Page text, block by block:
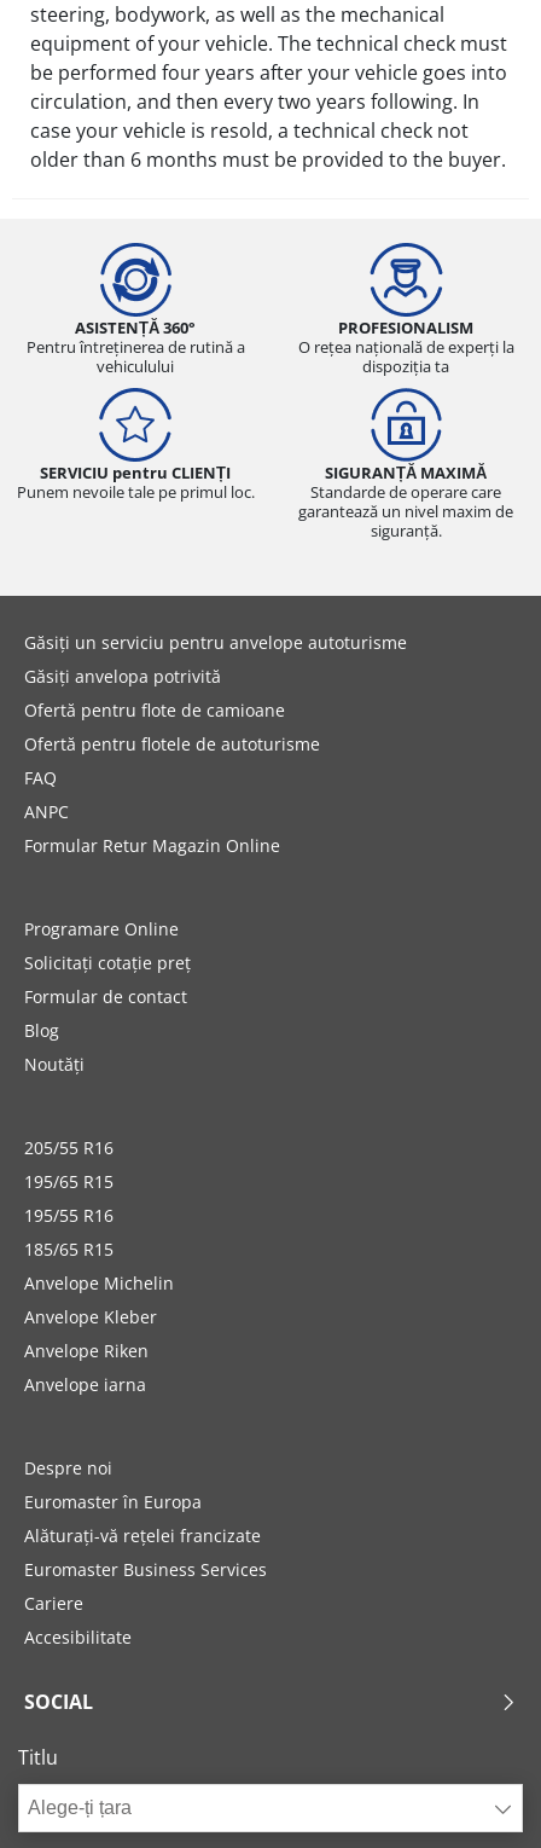
steering, bodywork, as well as the mechanical
equipment of your vehicle. The technical check must
be performed four years after your vehicle goes into
circulation, and then every two years following. In
case your vehicle is resold, a technical check not
older than 6 months must be provided to the buyer.
ASISTENȚĂ 360°
Pentru întreținerea de rutină a
vehiculului
PROFESIONALISM
O rețea națională de experți la
dispoziția ta
SERVICIU pentru CLIENȚI
Punem nevoile tale pe primul loc.
SIGURANȚĂ MAXIMĂ
Standarde de operare care
garantează un nivel maxim de
siguranță.
Găsiți un serviciu pentru anvelope autoturisme
Găsiți anvelopa potrivită
Ofertă pentru flote de camioane
Ofertă pentru flotele de autoturisme
FAQ
ANPC
Formular Retur Magazin Online
Programare Online
Solicitați cotație preț
Formular de contact
Blog
Noutăți
205/55 R16
195/65 R15
195/55 R16
185/65 R15
Anvelope Michelin
Anvelope Kleber
Anvelope Riken
Anvelope iarna
Despre noi
Euromaster în Europa
Alăturați-vă rețelei francizate
Euromaster Business Services
Cariere
Accesibilitate
SOCIAL
Titlu
Alege-ți țara